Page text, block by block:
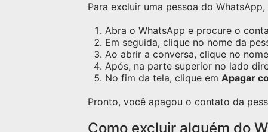
Para excluir uma pessoa do
Abra o WhatsApp e procure o
Em seguida, clique no nome da
Ao abrir a conversa, clique no
Após, na parte superior no lado
No fim da tela, clique em Apagar
Pronto, você apagou o contato da
Como excluir alguém do